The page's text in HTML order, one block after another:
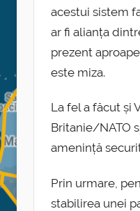
acestui sistem
ar fi alianța
prezent
este miza.
La fel a făcut și
Britanie/NATO
amenință
Prin urmare,
stabilirea unei